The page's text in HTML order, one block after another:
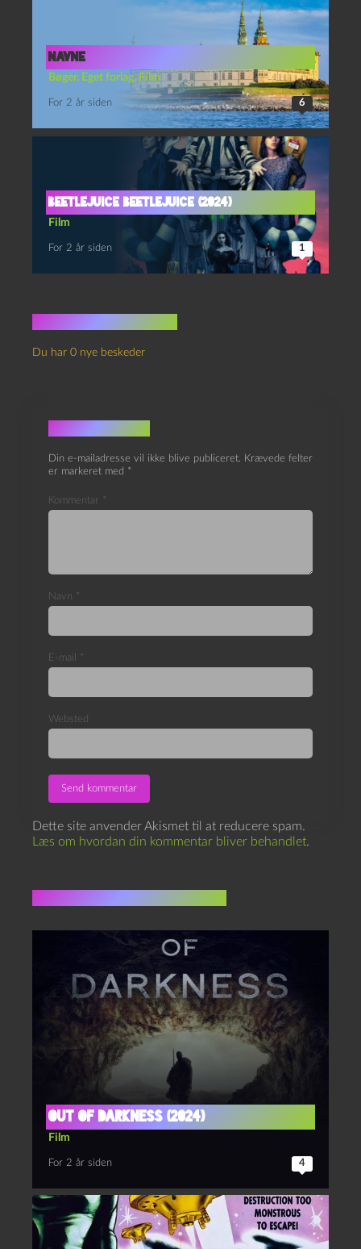
NAVNE
Bøger, Eget forlag, Film
For 2 år siden 6
Beetlejuice Beetlejuice (2024)
Film
For 2 år siden 1
Du har 0 nye beskeder
Skriv et svar
Din e-mailadresse vil ikke blive publiceret. Krævede felter
er markeret med *
Kommentar *
Navn *
E-mail *
Websted
Dette site anvender Akismet til at reducere spam.
Læs om hvordan din kommentar bliver behandlet.
Out of Darkness (2024)
Film
For 2 år siden 4